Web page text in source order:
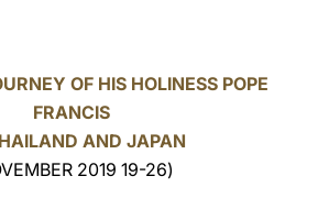
OF HIS HOLINESS POPE
FRANCIS
AND JAPAN
(19-26 NOVEMBER 2019)